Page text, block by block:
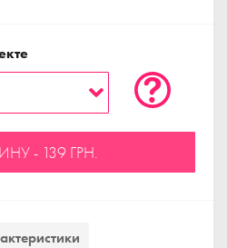
- 139 ГРН.